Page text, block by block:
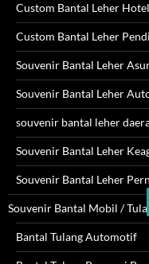
Custom Bantal Leher Hotel
Custom Bantal Leher
Souvenir Bantal Leher
Souvenir Bantal Leher
souvenir bantal leher
Souvenir Bantal Leher
Souvenir Bantal Leher
Souvenir Bantal Mobil /
Bantal Tulang Automotif